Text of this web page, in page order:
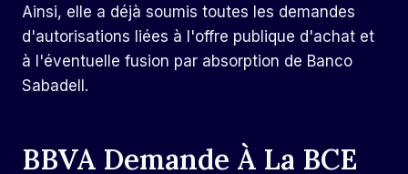
Ainsi, elle a déjà soumis toutes les demandes
d'autorisations liées à l'offre publique d'achat et
à l'éventuelle fusion par absorption de Banco
Sabadell.
BBVA Demande À La BCE